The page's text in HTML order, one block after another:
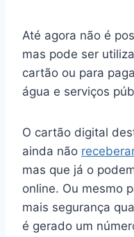
Até agora não é
mas pode ser
cartão ou para
água e serviços
O cartão digital
ainda não
mas que já o
online. Ou mesmo
mais segurança
é gerado um